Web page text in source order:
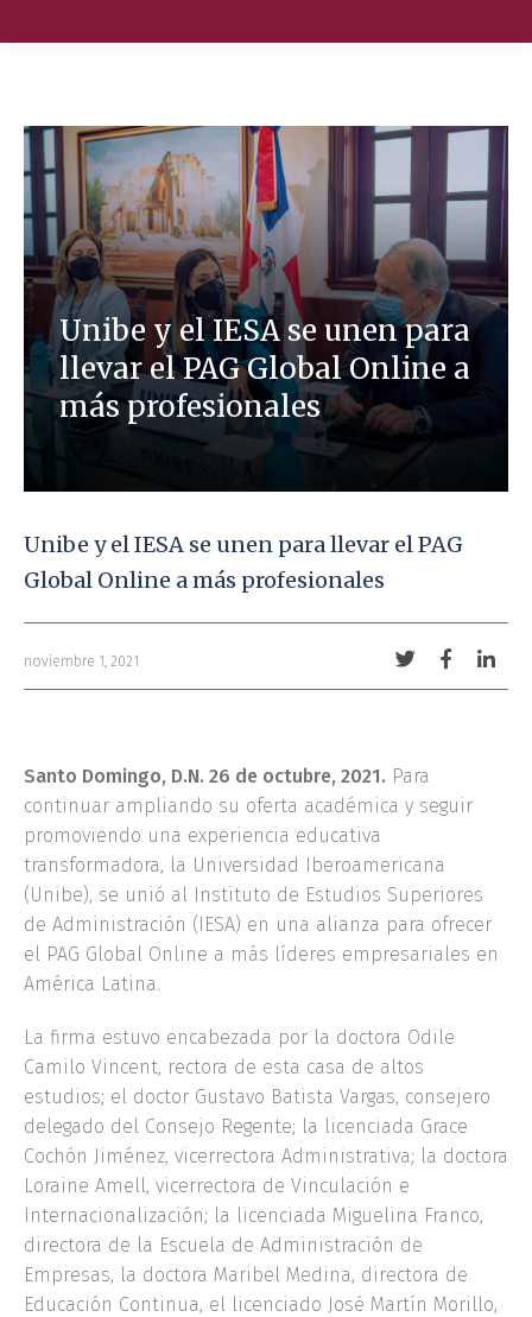
Nuestra Escuela
Oferta Académica
Educación Ejecutiva
Soluciones Empresariales
International Faculty
Escuelas y Centros
Unibe y el IESA se unen para
llevar el PAG Global Online a
más profesionales
Unibe y el IESA se unen para llevar el PAG
Global Online a más profesionales
noviembre 1, 2021
Compartir
con con
con
Santo Domingo, D.N. 26 de octubre, 2021. Para
continuar ampliando su oferta académica y seguir
promoviendo una experiencia educativa
transformadora, la Universidad Iberoamericana
(Unibe), se unió al Instituto de Estudios Superiores
de Administración (IESA) en una alianza para ofrecer
el PAG Global Online a más líderes empresariales en
América Latina.
La firma estuvo encabezada por la doctora Odile
Camilo Vincent, rectora de esta casa de altos
estudios; el doctor Gustavo Batista Vargas, consejero
delegado del Consejo Regente; la licenciada Grace
Cochón Jiménez, vicerrectora Administrativa; la doctora
Loraine Amell, vicerrectora de Vinculación e
Internacionalización; la licenciada Miguelina Franco,
directora de la Escuela de Administración de
Empresas, la doctora Maribel Medina, directora de
Educación Continua, el licenciado José Martín Morillo,